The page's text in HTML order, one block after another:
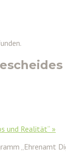
und Realität“ »
„Ehrenamt